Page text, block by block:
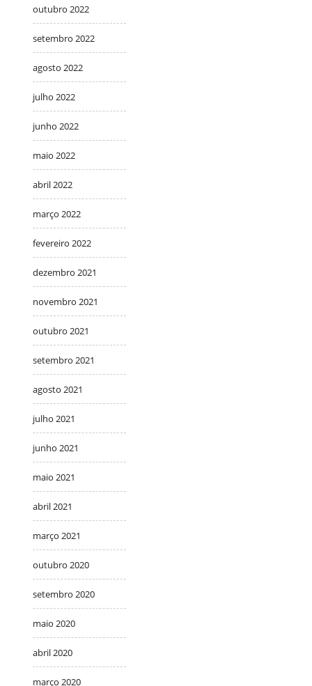
outubro 2022
setembro 2022
agosto 2022
julho 2022
junho 2022
maio 2022
abril 2022
março 2022
fevereiro 2022
dezembro 2021
novembro 2021
outubro 2021
setembro 2021
agosto 2021
julho 2021
junho 2021
maio 2021
abril 2021
março 2021
outubro 2020
setembro 2020
maio 2020
abril 2020
março 2020